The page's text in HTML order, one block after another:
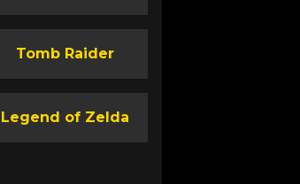
Tomb Raider
Legend of Zelda